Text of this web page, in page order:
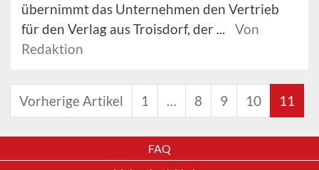
übernimmt das Unternehmen den Vertrieb
für den Verlag aus Troisdorf, der ...
Von
Redaktion
Vorherige Artikel 1 … 8 9 10 11
FAQ